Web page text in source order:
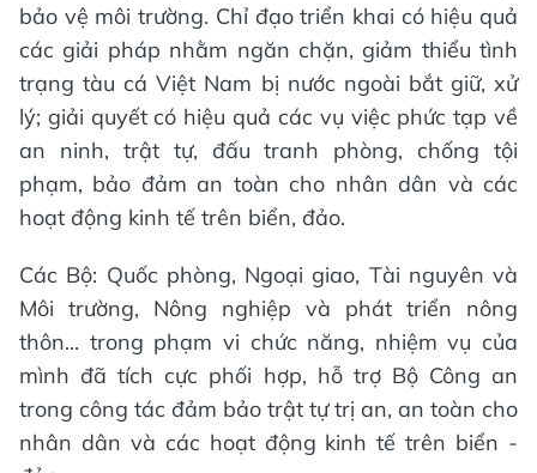
bảo vệ môi trường. Chỉ đạo triển khai có hiệu quả
các giải pháp nhằm ngăn chặn, giảm thiểu tình
trạng tàu cá Việt Nam bị nước ngoài bắt giữ, xử
lý; giải quyết có hiệu quả các vụ việc phức tạp về
an ninh, trật tự, đấu tranh phòng, chống tội
phạm, bảo đảm an toàn cho nhân dân và các
hoạt động kinh tế trên biển, đảo.
Các Bộ: Quốc phòng, Ngoại giao, Tài nguyên và
Môi trường, Nông nghiệp và phát triển nông
thôn... trong phạm vi chức năng, nhiệm vụ của
mình đã tích cực phối hợp, hỗ trợ Bộ Công an
trong công tác đảm bảo trật tự trị an, an toàn cho
nhân dân và các hoạt động kinh tế trên biển -